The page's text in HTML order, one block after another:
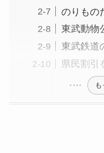
のりもの
東武動物
東武鉄道
県民割引
も